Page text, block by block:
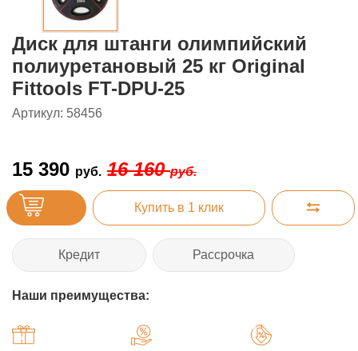
Диск для штанги олимпийский
полиуретановый 25 кг Original
Fittools FT-DPU-25
Артикул: 58456
15 390 руб. 16 160руб.
Купить в 1 клик
Кредит Рассрочка
Наши преимущества: